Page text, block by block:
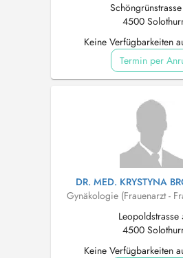
4500
Keine Verfügbarkeiten
Termin per
DR. MED. KRYSTYNA
Gynäkologie (Frauenarzt -
Leopoldstrasse
4500
Keine Verfügbarkeiten